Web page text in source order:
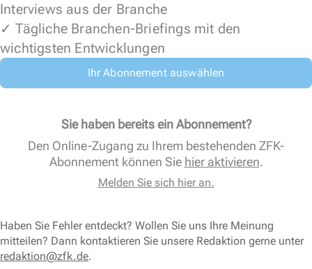
Interviews aus der Branche
✓ Tägliche Branchen-Briefings mit den
wichtigsten Entwicklungen
Ihr Abonnement auswählen
Sie haben bereits ein Abonnement?
Den Online-Zugang zu Ihrem bestehenden ZFK-
Abonnement können Sie hier aktivieren.
Melden Sie sich hier an.
Haben Sie Fehler entdeckt? Wollen Sie uns Ihre Meinung
mitteilen? Dann kontaktieren Sie unsere Redaktion gerne unter
redaktion@zfk.de.